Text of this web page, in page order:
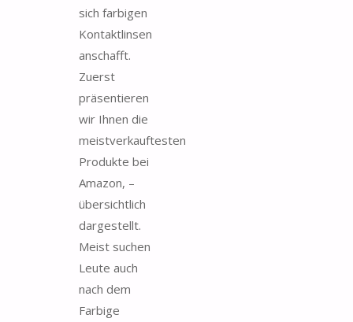
sich farbigen
Kontaktlinsen
anschafft.
Zuerst
präsentieren
wir Ihnen die
meistverkauftesten
Produkte bei
Amazon, –
übersichtlich
dargestellt.
Meist suchen
Leute auch
nach dem
Farbige